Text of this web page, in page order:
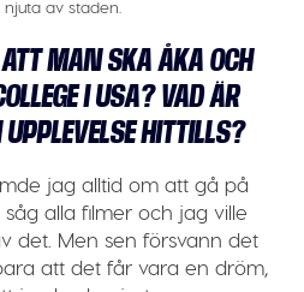
av staden.
ATT MAN SKA ÅKA OCH
I USA? VAD ÄR
HITTILLS?
jag alltid om att gå på
alla filmer och jag ville
det. Men sen försvann det
att det får vara en dröm,